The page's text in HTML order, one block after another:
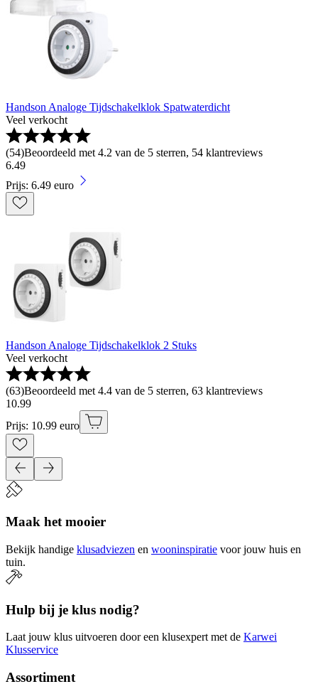
Handson Analoge Tijdschakelklok Spatwaterdicht
Veel verkocht
(54)Beoordeeld met 4.2 van de 5 sterren, 54 klantreviews
6.49
Prijs: 6.49 euro
Handson Analoge Tijdschakelklok 2 Stuks
Veel verkocht
(63)Beoordeeld met 4.4 van de 5 sterren, 63 klantreviews
10.99
Prijs: 10.99 euro
Maak het mooier
Bekijk handige klusadviezen en wooninspiratie voor jouw huis en
tuin.
Hulp bij je klus nodig?
Laat jouw klus uitvoeren door een klusexpert met de Karwei
Klusservice
Assortiment